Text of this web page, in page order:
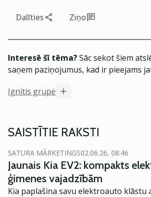
Dalīties Ziņo
Interesē šī tēma?Sāc sekot šiem
saņem paziņojumus, kad ir pieejams
Ignitis grupė
SAISTĪTIE RAKSTI
SATURA MĀRKETINGS02.06.26, 08:46
Jaunais Kia EV2: kompakts
ģimenes vajadzībām
Kia paplašina savu elektroauto klāstu